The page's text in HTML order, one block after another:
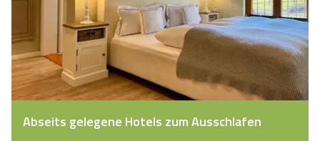
Abseits gelegene Hotels zum Ausschlafen